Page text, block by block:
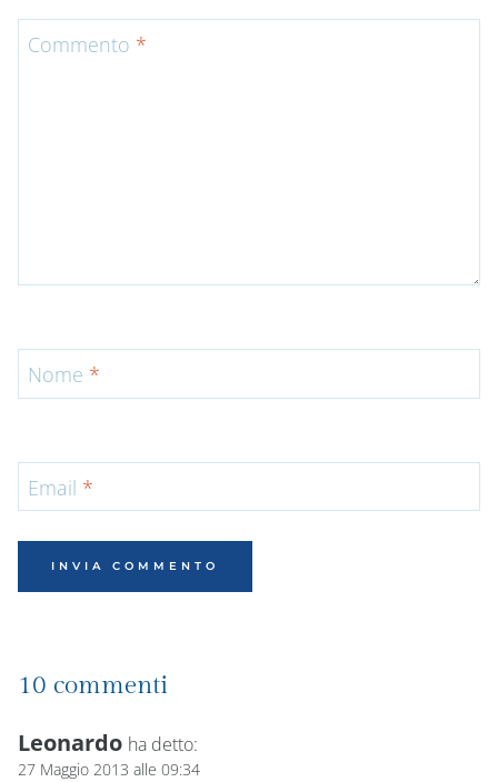
Commento *
Nome *
Email *
10 commenti
Leonardo ha detto:
27 Maggio 2013 alle 09:34